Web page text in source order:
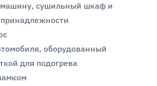
сушильный шкаф и
оборудованный
для подогрева